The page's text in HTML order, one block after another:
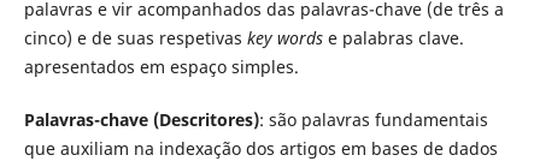
palavras e vir acompanhados das palavras-chave (de três a
cinco) e de suas respetivas key wordse palabras clave.
apresentados em espaço simples.
Palavras-chave (Descritores): são palavras fundamentais
que auxiliam na indexação dos artigos em bases de dados